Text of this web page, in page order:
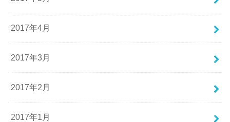
2017年4月
2017年3月
2017年2月
2017年1月